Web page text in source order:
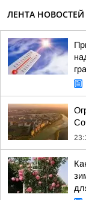
ЛЕНТА НОВОСТЕЙ